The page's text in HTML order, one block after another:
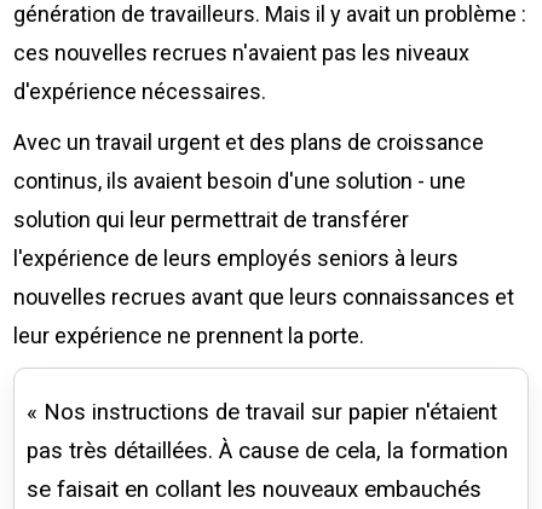
génération de travailleurs. Mais il y avait un problème :
ces nouvelles recrues n'avaient pas les niveaux
d'expérience nécessaires.
Avec un travail urgent et des plans de croissance
continus, ils avaient besoin d'une solution - une
solution qui leur permettrait de transférer
l'expérience de leurs employés seniors à leurs
nouvelles recrues avant que leurs connaissances et
leur expérience ne prennent la porte.
« Nos instructions de travail sur papier n'étaient
pas très détaillées. À cause de cela, la formation
se faisait en collant les nouveaux embauchés